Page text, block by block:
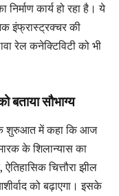
कार्य हो रहा है। ये
इंफ्रास्ट्रक्चर की
रेल कनेक्टिविटी को भी
बताया सौभाग्य
के शुरुआत में कहा कि आज
के शिलान्यास का
चित्तौरा झील
को बढ़ाएगा। इसके